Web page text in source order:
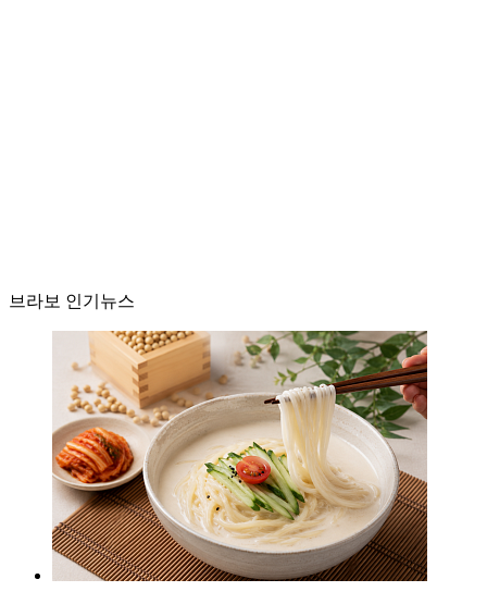
브라보 인기뉴스